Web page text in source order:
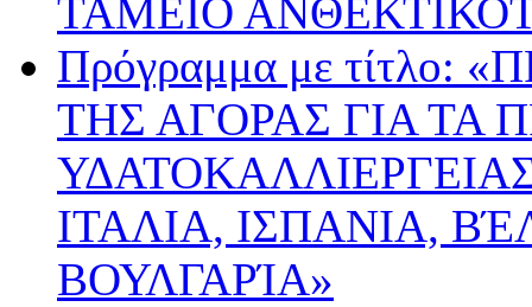
ΤΑΜΕΙΟ
Πρόγραμμα με
ΤΗΣ ΑΓΟΡΑΣ ΓΙΑ ΤΑ
ΙΤΑΛΙΑ, ΙΣΠΑΝΙΑ,
ΒΟΥΛΓΑΡΊΑ»